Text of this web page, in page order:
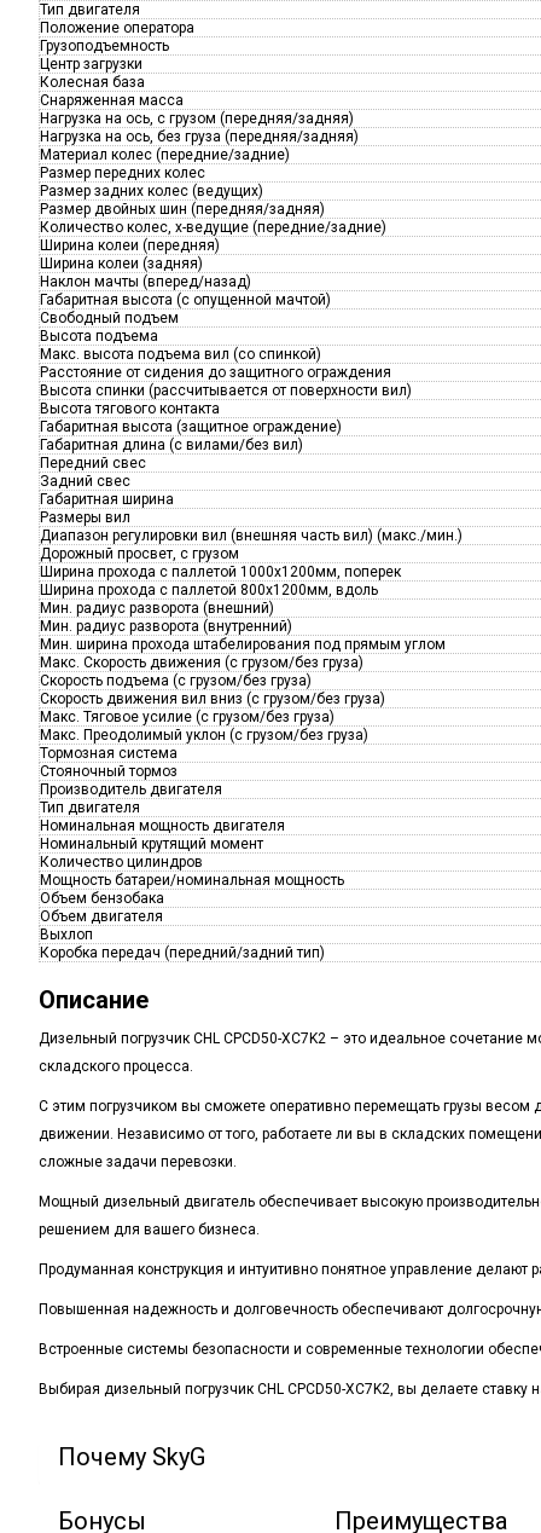
Тип двигателя
Положение оператора
Грузоподъемность
Центр загрузки
Колесная база
Снаряженная масса
Нагрузка на ось, с грузом (передняя/задняя)
Нагрузка на ось, без груза (передняя/задняя)
Материал колес (передние/задние)
Размер передних колес
Размер задних колес (ведущих)
Размер двойных шин (передняя/задняя)
Количество колес, х-ведущие (передние/задние)
Ширина колеи (передняя)
Ширина колеи (задняя)
Наклон мачты (вперед/назад)
Габаритная высота (с опущенной мачтой)
Свободный подъем
Высота подъема
Макс. высота подъема вил (со спинкой)
Расстояние от сидения до защитного ограждения
Высота спинки (рассчитывается от поверхности вил)
Высота тягового контакта
Габаритная высота (защитное ограждение)
Габаритная длина (с вилами/без вил)
Передний свес
Задний свес
Габаритная ширина
Размеры вил
Диапазон регулировки вил (внешняя часть вил) (макс./мин.)
Дорожный просвет, с грузом
Ширина прохода с паллетой 1000х1200мм, поперек
Ширина прохода с паллетой 800х1200мм, вдоль
Мин. радиус разворота (внешний)
Мин. радиус разворота (внутренний)
Мин. ширина прохода штабелирования под прямым углом
Макс. Скорость движения (с грузом/без груза)
Скорость подъема (с грузом/без груза)
Скорость движения вил вниз (с грузом/без груза)
Макс. Тяговое усилие (с грузом/без груза)
Макс. Преодолимый уклон (с грузом/без груза)
Тормозная система
Стояночный тормоз
Производитель двигателя
Тип двигателя
Номинальная мощность двигателя
Номинальный крутящий момент
Количество цилиндров
Мощность батареи/номинальная мощность
Объем бензобака
Объем двигателя
Выхлоп
Коробка передач (передний/задний тип)
Описание
Дизельный погрузчик CHL CPCD50-XC7K2 – это идеальное
складского процесса.
С этим погрузчиком вы сможете оперативно перемещать грузы
движении. Независимо от того, работаете ли вы в складских
сложные задачи перевозки.
Мощный дизельный двигатель обеспечивает высокую
решением для вашего бизнеса.
Продуманная конструкция и интуитивно понятное управление
Повышенная надежность и долговечность обеспечивают
Встроенные системы безопасности и современные технологии
Выбирая дизельный погрузчик CHL CPCD50-XC7K2, вы делаете ставку
Почему SkyG
Бонусы Преимущества